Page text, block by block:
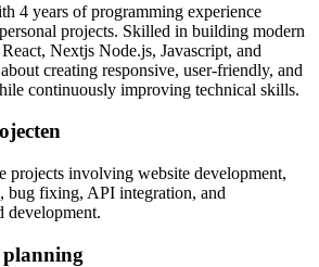
4 years of programming experience
projects. Skilled in building modern
Nextjs Node.js, Javascript, and
creating responsive, user-friendly, and
continuously improving technical skills.
projects involving website development,
bug fixing, API integration, and
development.